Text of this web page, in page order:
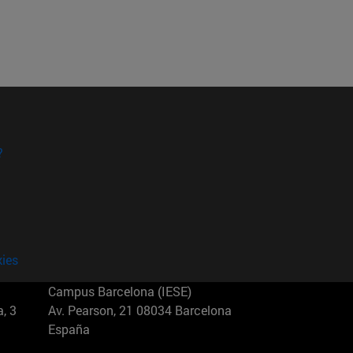
3
Campus Barcelona (IESE)
Av. Pearson, 21 08034 Barcelona
España